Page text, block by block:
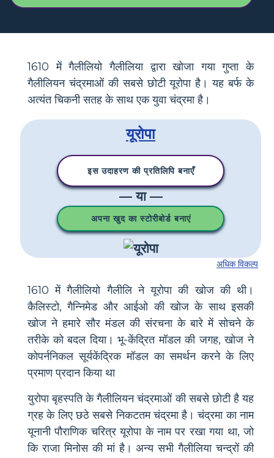
1610 में गैलीलियो गैलीलिया द्वारा खोजा गया गुप्ता के
गैलीलियन चंद्रमाओं की सबसे छोटी यूरोपा है। यह बर्फ के
अत्यंत चिकनी सतह के साथ एक युवा चंद्रमा है।
यूरोपा
इस उदाहरण की प्रतिलिपि बनाएँ
— या —
अपना खुद का स्टोरीबोर्ड बनाएं
अधिक विकल्प
1610 में गैलीलियो गैलीलि ने यूरोपा की खोज की थी।
कैलिस्टो, गैन्निमेड और आईओ की खोज के साथ इसकी
खोज ने हमारे सौर मंडल की संरचना के बारे में सोचने के
तरीके को बदल दिया। भू-केंद्रित मॉडल की जगह, खोज ने
कोपर्ननिकल सूर्यकेंद्रिक मॉडल का समर्थन करने के लिए
प्रमाण प्रदान किया था
युरोपा बृहस्पति के गैलीलियन चंद्रमाओं की सबसे छोटी है यह
ग्रह के लिए छठे सबसे निकटतम चंद्रमा है। चंद्रमा का नाम
यूनानी पौराणिक चरित्र यूरोपा के नाम पर रखा गया था, जो
कि राजा मिनोस की मां है। अन्य सभी गैलीलिया चन्द्रों की